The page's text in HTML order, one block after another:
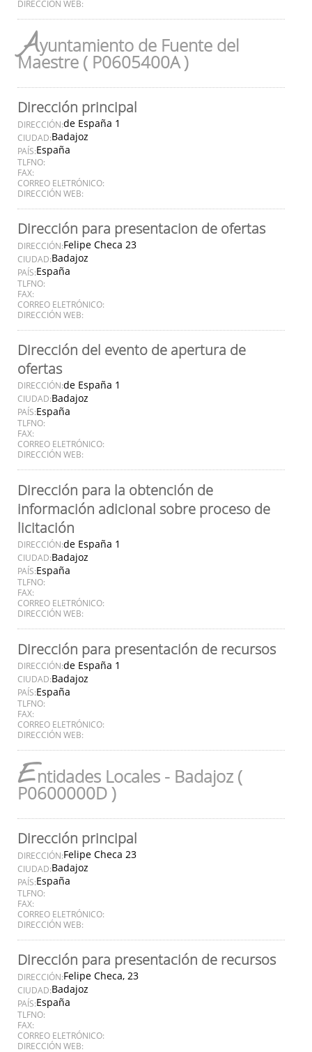
DIRECCIÓN WEB:
Ayuntamiento de Fuente del
Maestre ( P0605400A )
Dirección principal
DIRECCIÓN:de España 1
CIUDAD:Badajoz
PAÍS:España
TLFNO:
FAX:
CORREO ELETRÓNICO:
DIRECCIÓN WEB:
Dirección para presentacion de ofertas
DIRECCIÓN:Felipe Checa 23
CIUDAD:Badajoz
PAÍS:España
TLFNO:
FAX:
CORREO ELETRÓNICO:
DIRECCIÓN WEB:
Dirección del evento de apertura de
ofertas
DIRECCIÓN:de España 1
CIUDAD:Badajoz
PAÍS:España
TLFNO:
FAX:
CORREO ELETRÓNICO:
DIRECCIÓN WEB:
Dirección para la obtención de
información adicional sobre proceso de
licitación
DIRECCIÓN:de España 1
CIUDAD:Badajoz
PAÍS:España
TLFNO:
FAX:
CORREO ELETRÓNICO:
DIRECCIÓN WEB:
Dirección para presentación de recursos
DIRECCIÓN:de España 1
CIUDAD:Badajoz
PAÍS:España
TLFNO:
FAX:
CORREO ELETRÓNICO:
DIRECCIÓN WEB:
Entidades Locales - Badajoz (
P0600000D )
Dirección principal
DIRECCIÓN:Felipe Checa 23
CIUDAD:Badajoz
PAÍS:España
TLFNO:
FAX:
CORREO ELETRÓNICO:
DIRECCIÓN WEB:
Dirección para presentación de recursos
DIRECCIÓN:Felipe Checa, 23
CIUDAD:Badajoz
PAÍS:España
TLFNO:
FAX:
CORREO ELETRÓNICO:
DIRECCIÓN WEB: